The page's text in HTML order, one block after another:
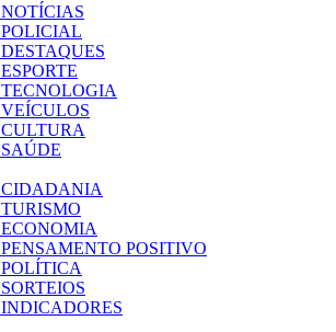
NOTÍCIAS
POLICIAL
DESTAQUES
ESPORTE
TECNOLOGIA
VEÍCULOS
CULTURA
SAÚDE
CIDADANIA
TURISMO
ECONOMIA
PENSAMENTO POSITIVO
POLÍTICA
SORTEIOS
INDICADORES